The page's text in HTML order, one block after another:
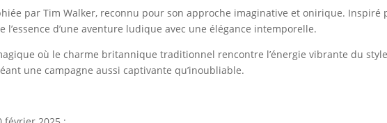
par Tim Walker, reconnu pour son approche imaginative et onirique. Inspiré
d’une aventure ludique avec une élégance intemporelle.
où le charme britannique traditionnel rencontre l’énergie vibrante du
une campagne aussi captivante qu’inoubliable.